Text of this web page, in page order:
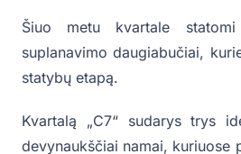
Šiuo metu kvartale
suplanavimo daugiabučiai,
statybų etapą.
Kvartalą „C7“ sudarys trys
devynaukščiai namai, kuriuose